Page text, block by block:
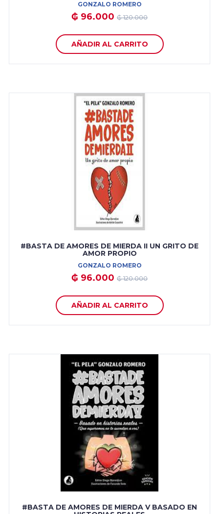
GONZALO ROMERO
₲ 96.000 ₲ 120.000
AÑADIR AL CARRITO
#BASTA DE AMORES DE MIERDA II UN GRITO DE
AMOR PROPIO
GONZALO ROMERO
₲ 96.000 ₲ 120.000
AÑADIR AL CARRITO
#BASTA DE AMORES DE MIERDA V BASADO EN